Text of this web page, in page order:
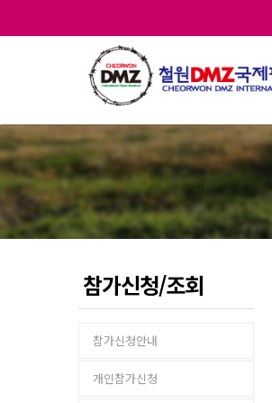
참가신청/조회
참가신청안내
개인참가신청